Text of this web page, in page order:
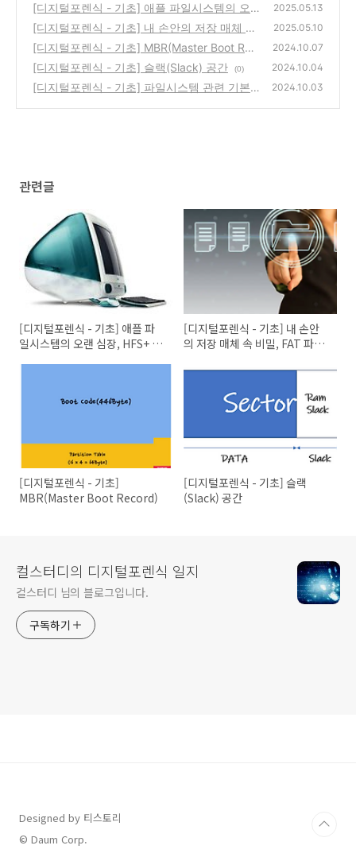
[디지털포렌식 - 기초] 애플 파일시스템의 오
랜 심장, HFS+ 파헤치기 (feat. APFS 미리보
기)
(0)
2025.05.13
[디지털포렌식 - 기초] 내 손안의 저장 매체 속
비밀, FAT 파일 시스템 파헤치기
(0)
2025.05.10
[디지털포렌식 - 기초] MBR(Master Boot Rec
ord)
(0)
2024.10.07
[디지털포렌식 - 기초] 슬랙(Slack) 공간 (0) 2024.10.04
[디지털포렌식 - 기초] 파일시스템 관련 기본
2024.10.03
관련글
[디지털포렌식 - 기초] 애플 파
일시스템의 오랜 심장, HFS+ 파
[디지털포렌식 - 기초] 내 손안
의 저장 매체 속 비밀, FAT 파일
[디지털포렌식 - 기초]
MBR(Master Boot Record)
[디지털포렌식 - 기초] 슬랙
(Slack) 공간
컬스터디의 디지털포렌식 일지
컬스터디 님의 블로그입니다.
구독하기
Designed by 티스토리
© Daum Corp.